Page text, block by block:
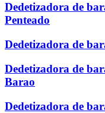
Dedetizadora de
Penteado
Dedetizadora de
Dedetizadora de
Barao
Dedetizadora de